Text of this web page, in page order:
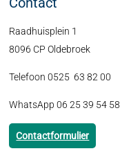
Raadhuisplein 1
8096 CP Oldebroek
Telefoon 0525 63 82 00
WhatsApp 06 25 39 54 58
Contactformulier